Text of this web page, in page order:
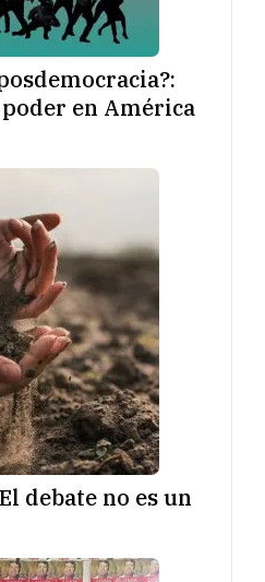
poder en América
debate no es un